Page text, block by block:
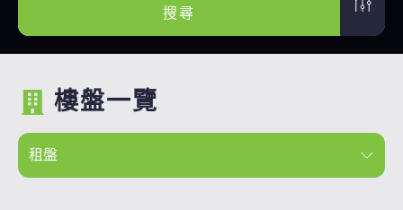
搜尋
樓盤一覽
租盤